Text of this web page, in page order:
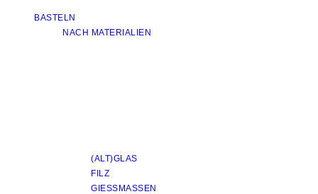
BASTELN
NACH MATERIALIEN
(ALT)GLAS
FILZ
GIESSMASSEN